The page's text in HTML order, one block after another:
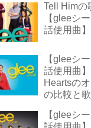
Tell Himの
【gleeシ
話使用曲】
【gleeシ
話使用曲
Heartsの
の比較と
【gleeシ